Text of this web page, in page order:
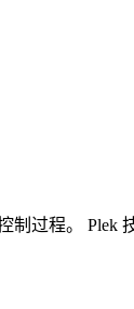
过程。 Plek